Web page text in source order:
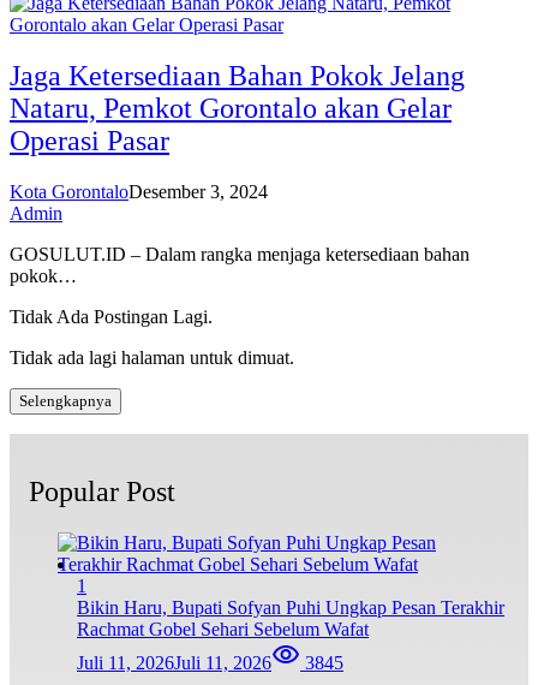
Jaga Ketersediaan Bahan Pokok Jelang
Nataru, Pemkot Gorontalo akan Gelar
Operasi Pasar
Kota GorontaloDesember 3, 2024
Admin
GOSULUT.ID – Dalam rangka menjaga ketersediaan bahan
pokok…
Tidak Ada Postingan Lagi.
Tidak ada lagi halaman untuk dimuat.
Selengkapnya
Popular Post
1
Bikin Haru, Bupati Sofyan Puhi Ungkap Pesan Terakhir
Rachmat Gobel Sehari Sebelum Wafat
Juli 11, 2026Juli 11, 2026 3845